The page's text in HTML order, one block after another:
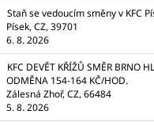
Staň se vedoucím směny v KFC
Písek, CZ, 39701
6. 8. 2026
KFC DEVĚT KŘÍŽŮ SMĚR BRNO
ODMĚNA 154-164 KČ/HOD.
Zálesná Zhoř, CZ, 66484
5. 8. 2026